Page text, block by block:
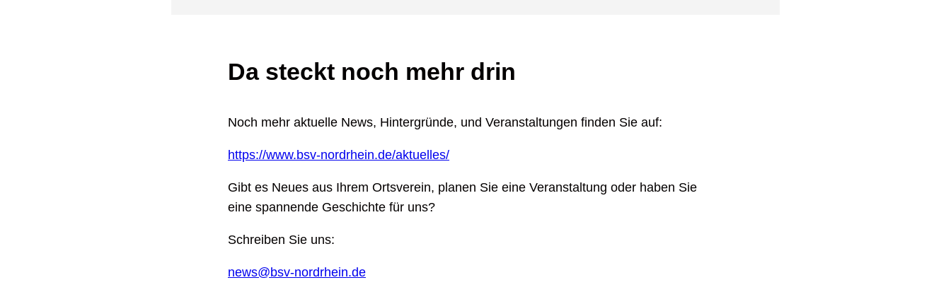
Da steckt noch mehr drin
Noch mehr aktuelle News, Hintergründe, und Veranstaltungen finden Sie auf:
https://www.bsv-nordrhein.de/aktuelles/
Gibt es Neues aus Ihrem Ortsverein, planen Sie eine Veranstaltung oder haben Sie
eine spannende Geschichte für uns?
Schreiben Sie uns:
news@bsv-nordrhein.de